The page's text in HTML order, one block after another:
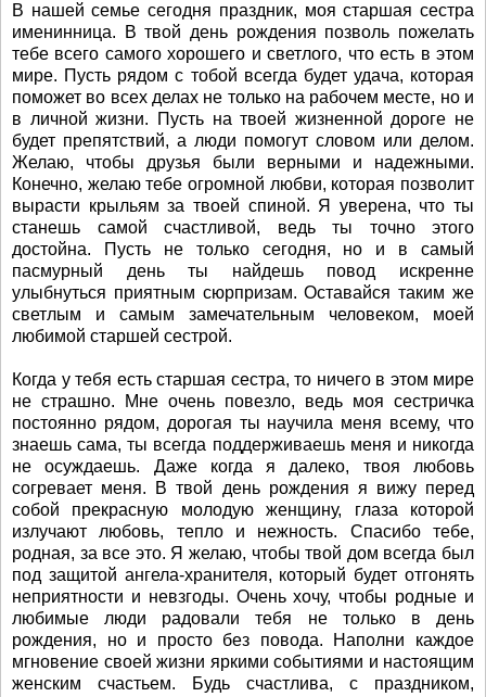
В нашей семье сегодня праздник, моя старшая сестра
именинница. В твой день рождения позволь пожелать
тебе всего самого хорошего и светлого, что есть в этом
мире. Пусть рядом с тобой всегда будет удача, которая
поможет во всех делах не только на рабочем месте, но и
в личной жизни. Пусть на твоей жизненной дороге не
будет препятствий, а люди помогут словом или делом.
Желаю, чтобы друзья были верными и надежными.
Конечно, желаю тебе огромной любви, которая позволит
вырасти крыльям за твоей спиной. Я уверена, что ты
станешь самой счастливой, ведь ты точно этого
достойна. Пусть не только сегодня, но и в самый
пасмурный день ты найдешь повод искренне
улыбнуться приятным сюрпризам. Оставайся таким же
светлым и самым замечательным человеком, моей
любимой старшей сестрой.
Когда у тебя есть старшая сестра, то ничего в этом мире
не страшно. Мне очень повезло, ведь моя сестричка
постоянно рядом, дорогая ты научила меня всему, что
знаешь сама, ты всегда поддерживаешь меня и никогда
не осуждаешь. Даже когда я далеко, твоя любовь
согревает меня. В твой день рождения я вижу перед
собой прекрасную молодую женщину, глаза которой
излучают любовь, тепло и нежность. Спасибо тебе,
родная, за все это. Я желаю, чтобы твой дом всегда был
под защитой ангела-хранителя, который будет отгонять
неприятности и невзгоды. Очень хочу, чтобы родные и
любимые люди радовали тебя не только в день
рождения, но и просто без повода. Наполни каждое
мгновение своей жизни яркими событиями и настоящим
женским счастьем. Будь счастлива, с праздником,